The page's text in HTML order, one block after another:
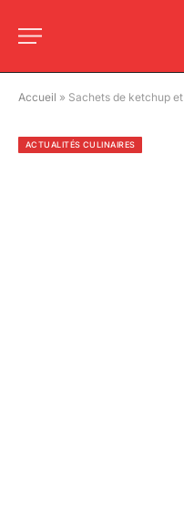
Accueil » Sachets de ketchup et mayonnaise
ACTUALITÉS CULINAIRES